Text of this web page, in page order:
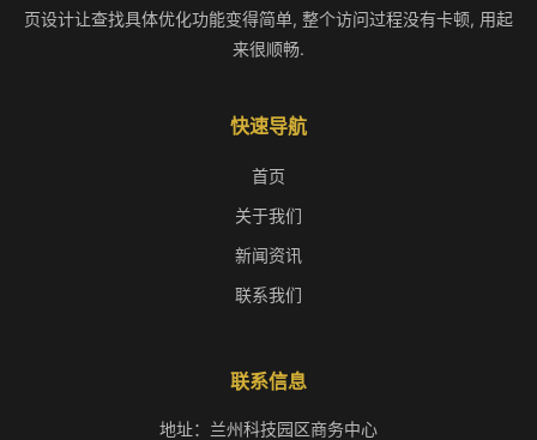
页设计让查找具体优化功能变得简单, 整个访问过程没有卡顿, 用起
来很顺畅.
快速导航
首页
关于我们
新闻资讯
联系我们
联系信息
地址：兰州科技园区商务中心